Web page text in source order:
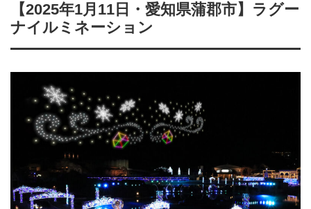
【2025年1月11日・愛知県蒲郡市】ラグー
ナイルミネーション